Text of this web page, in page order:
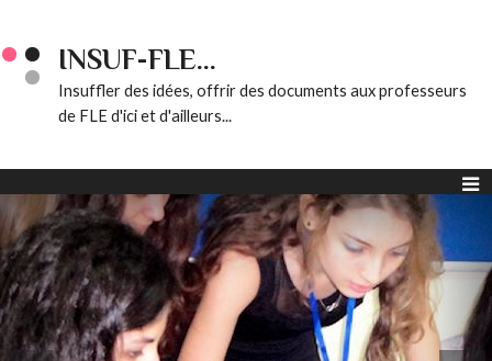
INSUF-FLE...
Insuffler des idées, offrir des documents aux professeurs
de FLE d'ici et d'ailleurs...